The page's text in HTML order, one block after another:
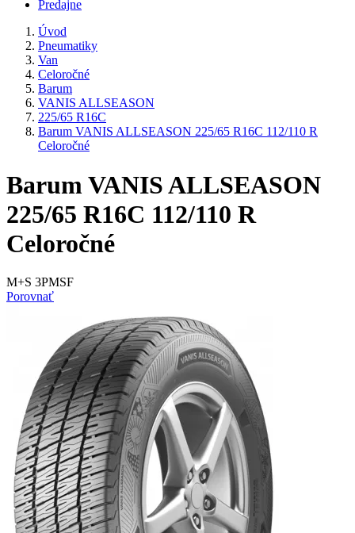
Predajne
Úvod
Pneumatiky
Van
Celoročné
Barum
VANIS ALLSEASON
225/65 R16C
Barum VANIS ALLSEASON 225/65 R16C 112/110 R
Celoročné
Barum VANIS ALLSEASON
225/65 R16C 112/110 R
Celoročné
M+S 3PMSF
Porovnať